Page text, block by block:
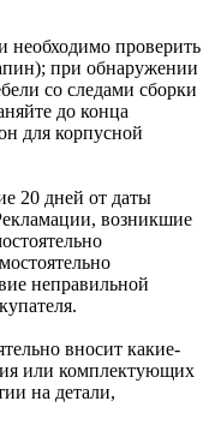
необходимо проверить
при обнаружении
со следами сборки
до конца
для корпусной
20 дней от даты
возникшие
неправильной
вносит какие-
или комплектующих
на детали,